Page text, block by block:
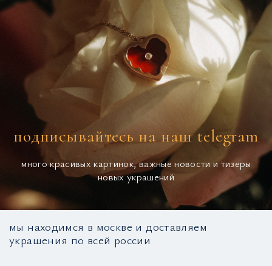
подписывайтесь на наш telegram
много красивых картинок, важные новости и тизеры
новых украшений
мы находимся в москве и доставляем
украшения по всей россии